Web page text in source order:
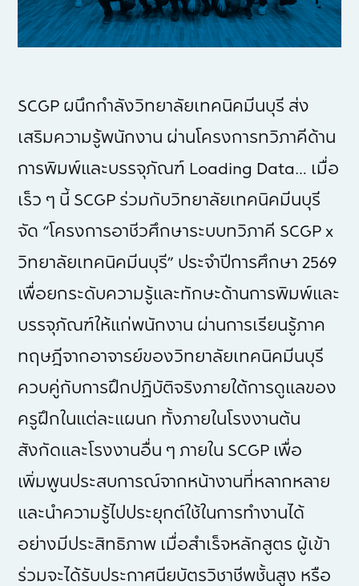
SCGP ผนึกกำลังวิทยาลัยเทคนิคมีนบุรี ส่ง
เสริมความรู้พนักงาน ผ่านโครงการทวิภาคีด้าน
การพิมพ์และบรรจุภัณฑ์ Loading Data… เมื่อ
เร็ว ๆ นี้ SCGP ร่วมกับวิทยาลัยเทคนิคมีนบุรี
จัด “โครงการอาชีวศึกษาระบบทวิภาคี SCGP x
วิทยาลัยเทคนิคมีนบุรี” ประจำปีการศึกษา 2569
เพื่อยกระดับความรู้และทักษะด้านการพิมพ์และ
บรรจุภัณฑ์ให้แก่พนักงาน ผ่านการเรียนรู้ภาค
ทฤษฎีจากอาจารย์ของวิทยาลัยเทคนิคมีนบุรี
ควบคู่กับการฝึกปฏิบัติจริงภายใต้การดูแลของ
ครูฝึกในแต่ละแผนก ทั้งภายในโรงงานต้น
สังกัดและโรงงานอื่น ๆ ภายใน SCGP เพื่อ
เพิ่มพูนประสบการณ์จากหน้างานที่หลากหลาย
และนำความรู้ไปประยุกต์ใช้ในการทำงานได้
อย่างมีประสิทธิภาพ เมื่อสำเร็จหลักสูตร ผู้เข้า
ร่วมจะได้รับประกาศนียบัตรวิชาชีพชั้นสูง หรือ